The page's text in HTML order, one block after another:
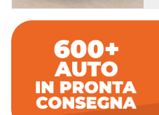
Romana Auto propone una
e un'ampia scelta di auto km
consegna rapida.
Concediti l'auto perfetta
migliori marchi accompagnato
dall'esperienza del nostro Team.